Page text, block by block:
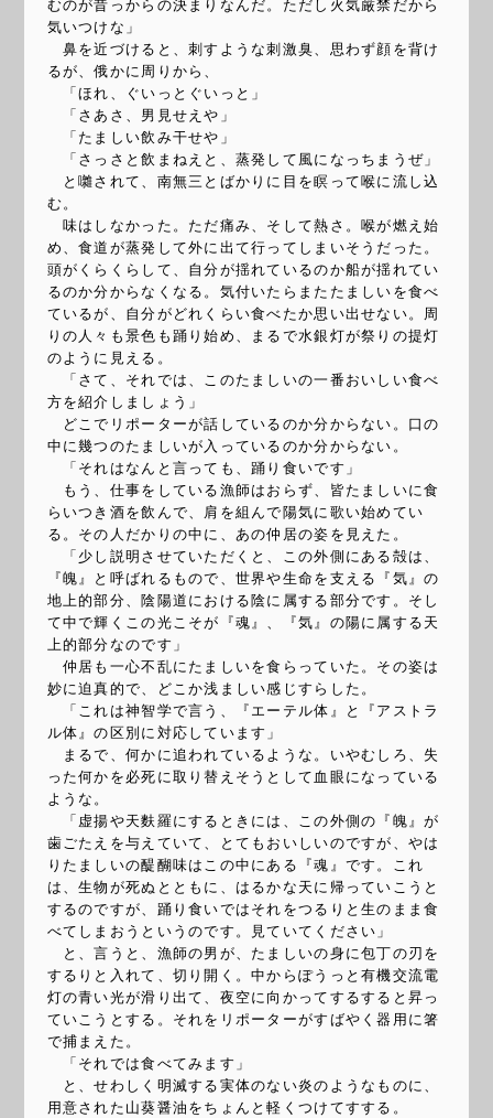
むのが昔っからの決まりなんだ。ただし火気厳禁だから
気いつけな」
鼻を近づけると、刺すような刺激臭、思わず顔を背け
るが、俄かに周りから、
「ほれ、ぐいっとぐいっと」
「さあさ、男見せえや」
「たましい飲み干せや」
「さっさと飲まねえと、蒸発して風になっちまうぜ」
と囃されて、南無三とばかりに目を瞑って喉に流し込
む。
味はしなかった。ただ痛み、そして熱さ。喉が燃え始
め、食道が蒸発して外に出て行ってしまいそうだった。
頭がくらくらして、自分が揺れているのか船が揺れてい
るのか分からなくなる。気付いたらまたたましいを食べ
ているが、自分がどれくらい食べたか思い出せない。周
りの人々も景色も踊り始め、まるで水銀灯が祭りの提灯
のように見える。
「さて、それでは、このたましいの一番おいしい食べ
方を紹介しましょう」
どこでリポーターが話しているのか分からない。口の
中に幾つのたましいが入っているのか分からない。
「それはなんと言っても、踊り食いです」
もう、仕事をしている漁師はおらず、皆たましいに食
らいつき酒を飲んで、肩を組んで陽気に歌い始めてい
る。その人だかりの中に、あの仲居の姿を見えた。
「少し説明させていただくと、この外側にある殻は、
『魄』と呼ばれるもので、世界や生命を支える『気』の
地上的部分、陰陽道における陰に属する部分です。そし
て中で輝くこの光こそが『魂』、『気』の陽に属する天
上的部分なのです」
仲居も一心不乱にたましいを食らっていた。その姿は
妙に迫真的で、どこか浅ましい感じすらした。
「これは神智学で言う、『エーテル体』と『アストラ
ル体』の区別に対応しています」
まるで、何かに追われているような。いやむしろ、失
った何かを必死に取り替えそうとして血眼になっている
ような。
「虚揚や天麩羅にするときには、この外側の『魄』が
歯ごたえを与えていて、とてもおいしいのですが、やは
りたましいの醍醐味はこの中にある『魂』です。これ
は、生物が死ぬとともに、はるかな天に帰っていこうと
するのですが、踊り食いではそれをつるりと生のまま食
べてしまおうというのです。見ていてください」
と、言うと、漁師の男が、たましいの身に包丁の刃を
するりと入れて、切り開く。中からぽうっと有機交流電
灯の青い光が滑り出て、夜空に向かってするすると昇っ
ていこうとする。それをリポーターがすばやく器用に箸
で捕まえた。
「それでは食べてみます」
と、せわしく明滅する実体のない炎のようなものに、
用意された山葵醤油をちょんと軽くつけてすする。